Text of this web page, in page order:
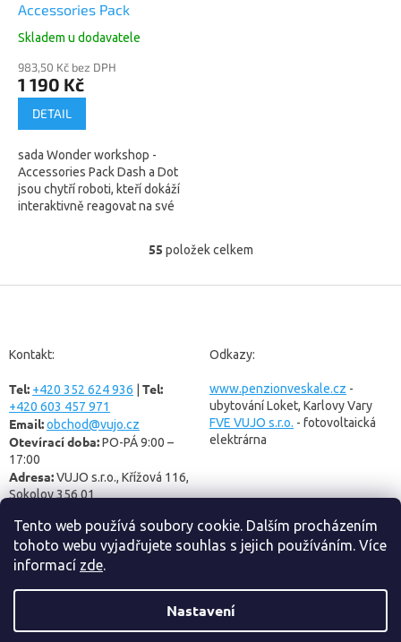
Tento web používá soubory cookie. Dalším procházením
tohoto webu vyjadřujete souhlas s jejich používáním. Více
informací zde.
Nastavení
Accessories Pack
Skladem u dodavatele
983,50 Kč bez DPH
1 190 Kč
DETAIL
sada Wonder workshop -
Accessories Pack Dash a Dot
jsou chytří roboti, kteří dokáží
interaktivně reagovat na své
O
l
ý
i
s
55 položek celkem
Kontakt:
Tel: +420 352 624 936 Tel:
+420 603 457 971
Email:obchod@vujo.cz
Otevírací doba:PO-PÁ 9:00 –
17:00
Adresa:VUJO s.r.o., Křížová 116,
Sokolov 356 01
Odkazy:
www.penzionveskale.cz -
ubytování Loket, Karlovy Vary
FVE VUJO s.r.o. - fotovoltaická
elektrárna
Vytvořil Shoptet